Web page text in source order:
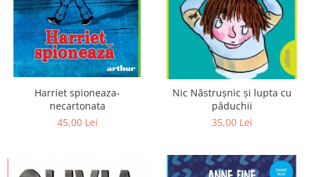
Povești
Reviste
Știință si natură
Vârstă
0-2 ani
5-7 ani
Harriet spioneaza-
necartonata
45,00 Lei
Nic Năstrușnic și lupta cu
păduchii
35,00 Lei